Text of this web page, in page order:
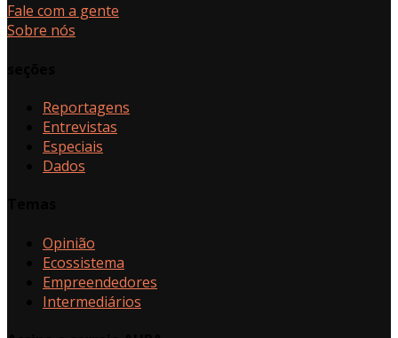
Fale com a gente
Sobre nós
Reportagens
Entrevistas
Especiais
Dados
Opinião
Ecossistema
Empreendedores
Intermediários